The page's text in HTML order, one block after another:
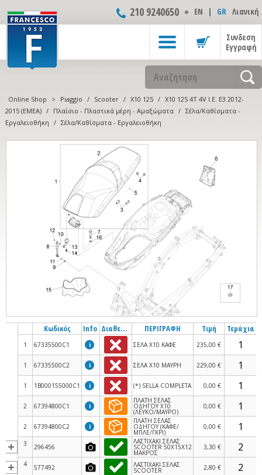
210 9240650 ΕΝ | GR Λιανική
Συνδεση
Εγγραφή
Online Shop > Piaggio / Scooter / X10 125 / X10 125 4T 4V I.E. E3 2012-
2015 (EMEA) / Πλαίσιο - Πλαστικά μέρη - Αμαξώματα / Σέλα/Καθίσματα -
Εργαλειοθήκη / Σέλα/Καθίσματα - Εργαλειοθήκη
Κωδικός Info Διαθεσιμότητα ΠΕΡΙΓΡΑΦΗ Τιμή Τεμάχια
1 67335500C1 i ΣΕΛΑ Χ10 ΚΑΦΕ 235,00 €
1 67335500C2 i ΣΕΛΑ Χ10 ΜΑΥΡΗ 229,00 €
1 1B000155000C1 i (*) SELLA COMPLETA 0,00 €
2 67394800C1 i
ΠΛΑΤΗ ΣΕΛΑΣ
ΟΔΗΓΟΥ Χ10
(ΛΕΥΚΟ/ΜΑΥΡΟ)
0,00 €
2 67394800C2 i
ΠΛΑΤΗ ΣΕΛΑΣ
ΟΔΗΓΟΥ (ΚΑΦΕ/
ΜΠΛΕ/ΓΚΡΙ)
0,00 €
3 296456
ΛΑΣΤΙΧΑΚΙ ΣΕΛΑΣ
SCOOTER 50X15X12
ΜΑΚΡΟΣ
3,30 €
4 577492 ΛΑΣΤΙΧΑΚΙ ΣΕΛΑΣ
SCOOTER 2,80 €